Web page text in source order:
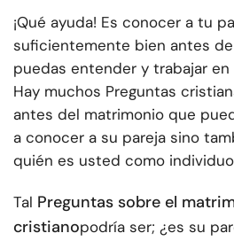
¡Qué ayuda! Es conocer a tu
suficientemente bien antes
puedas entender y trabajar
Hay muchos Preguntas
antes del matrimonio que
a conocer a su pareja sino
quién es usted como
Tal Preguntas sobre el
cristianopodría ser; ¿es su